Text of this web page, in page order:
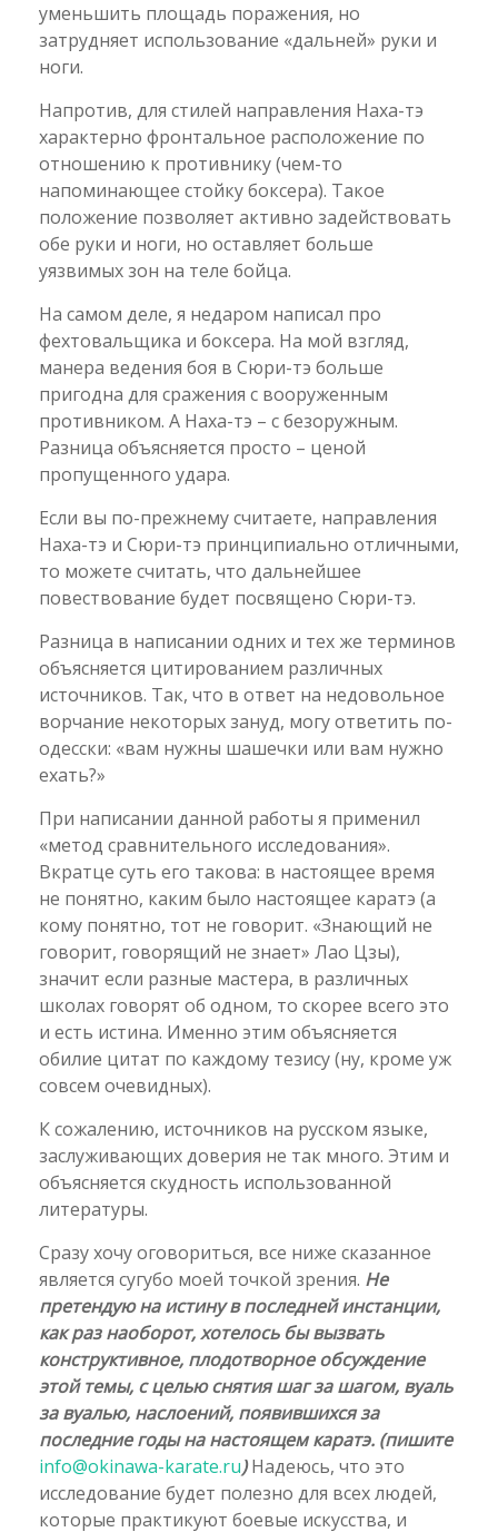
уменьшить площадь поражения, но
затрудняет использование «дальней» руки и
ноги.
Напротив, для стилей направления Наха-тэ
характерно фронтальное расположение по
отношению к противнику (чем-то
напоминающее стойку боксера). Такое
положение позволяет активно задействовать
обе руки и ноги, но оставляет больше
уязвимых зон на теле бойца.
На самом деле, я недаром написал про
фехтовальщика и боксера. На мой взгляд,
манера ведения боя в Сюри-тэ больше
пригодна для сражения с вооруженным
противником. А Наха-тэ – с безоружным.
Разница объясняется просто – ценой
пропущенного удара.
Если вы по-прежнему считаете, направления
Наха-тэ и Сюри-тэ принципиально отличными,
то можете считать, что дальнейшее
повествование будет посвящено Сюри-тэ.
Разница в написании одних и тех же терминов
объясняется цитированием различных
источников. Так, что в ответ на недовольное
ворчание некоторых зануд, могу ответить по-
одесски: «вам нужны шашечки или вам нужно
ехать?»
При написании данной работы я применил
«метод сравнительного исследования».
Вкратце суть его такова: в настоящее время
не понятно, каким было настоящее каратэ (а
кому понятно, тот не говорит. «Знающий не
говорит, говорящий не знает» Лао Цзы),
значит если разные мастера, в различных
школах говорят об одном, то скорее всего это
и есть истина. Именно этим объясняется
обилие цитат по каждому тезису (ну, кроме уж
совсем очевидных).
К сожалению, источников на русском языке,
заслуживающих доверия не так много. Этим и
объясняется скудность использованной
литературы.
Сразу хочу оговориться, все ниже сказанное
является сугубо моей точкой зрения. Не
претендую на истину в последней инстанции,
как раз наоборот, хотелось бы вызвать
конструктивное, плодотворное обсуждение
этой темы, с целью снятия шаг за шагом, вуаль
за вуалью, наслоений, появившихся за
последние годы на настоящем каратэ. (пишите
info@okinawa-karate.ru)Надеюсь, что это
исследование будет полезно для всех людей,
которые практикуют боевые искусства, и